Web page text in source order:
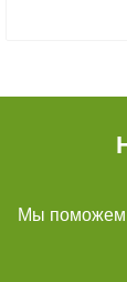
Мы поможем